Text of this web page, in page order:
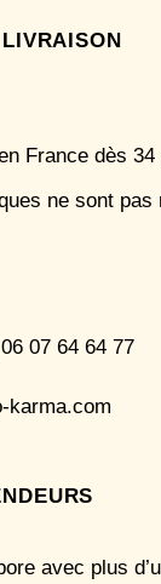
France dès 34
ne sont pas
07 64 64 77
karma.com
avec plus